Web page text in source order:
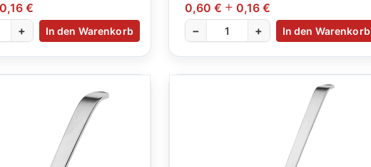
0,16 €
+ In den Warenkorb
0,60 €
0,16 €
−
+ In den Warenkorb